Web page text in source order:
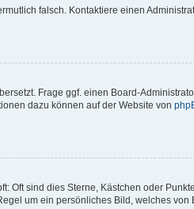
falsch. Kontaktiere einen
Frage ggf. einen Board-
dazu können auf der Website von
Oft sind dies Sterne, Kästchen oder
um ein persönliches Bild, welches von